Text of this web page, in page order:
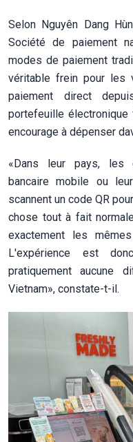
Selon Nguyên Dang
Société de paiement
modes de paiement
véritable frein pour les
paiement direct
portefeuille
encourage à dépenser
«Dans leur pays, les
bancaire mobile ou
scannent un code QR
chose tout à fait
exactement les
L'expérience est
pratiquement aucune
Vietnam», constate-t-il.